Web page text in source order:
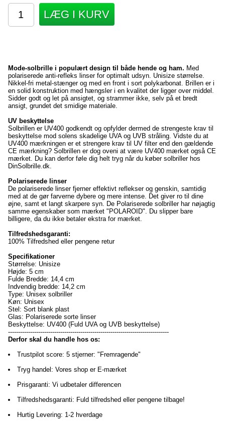
LÆG I KURV
Mode-solbrille i populært design til både hende og ham. Med
polariserede anti-refleks linser for optimalt udsyn. Unisize størrelse.
Nikkel-fri metal-stænger og med en front i sort polykarbonat. Brillen er i
en solid konstruktion med hængsler i en kvalitet der ligger over middel.
Sidder godt og let på ansigtet, og strammer ikke, selv på et bredt
ansigt, grundet det smidige materiale.
UV beskyttelse
Solbrillen er UV400 godkendt og opfylder dermed de strengeste krav til
beskyttelse mod solens skadelige UVA og UVB stråling. Vidste du at
UV400 mærkningen er et strengere krav til UV filter end den gældende
CE mærkning? Solbrillen er dog oveni at være UV400 mærket også CE
mærket. Du kan derfor føle dig helt tryg når du køber solbriller hos
DinSolbrille.dk.
Polariserede linser
De polariserede linser fjerner effektivt reflekser og genskin, samtidig
med at de gør farverne dybere og mere intense. Det giver ro til dine
øjne, samt et langt skarpere syn. De Polariserede solbriller har nøjagtig
samme egenskaber som mærket "POLAROID". Du slipper bare
billigere, da du ikke betaler ekstra for mærket.
Tilfredshedsgaranti:
100% Tilfredshed eller pengene retur
Specifikationer
Størrelse: Unisize
Højde: 5 cm
Fulde Bredde: 14,4 cm
Indvendig bredde: 14,2 cm
Type: Unisex solbriller
Køn: Unisex
Stel: Sort blank plast
Glas: Polariserede sorte linser
Beskyttelse: UV400 (Fuld UVA og UVB beskyttelse)
--------------------------------------------------------------------------------
Derfor skal du handle hos os:
Trustpilot score: 5 stjerner: "Fremragende"
Tryg handel: Vores shop er E-mærket
Prisgaranti: Vi udbetaler differencen
Tilfredshedsgaranti: Fuld tilfredshed eller pengene tilbage!
Hurtig Levering: 1-2 hverdage